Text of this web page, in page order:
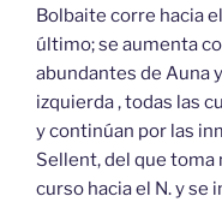
Bolbaite corre hacia
último; se aumenta
abundantes de Auna
izquierda , todas las
y continúan por las
Sellent, del que toma
curso hacia el N. y se